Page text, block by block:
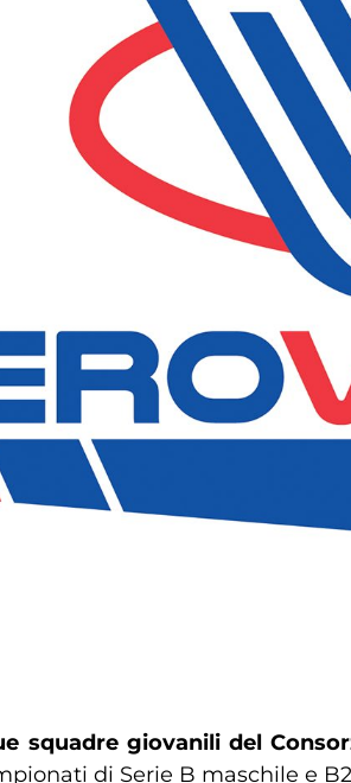
squadre giovanili del
di Serie B maschile e